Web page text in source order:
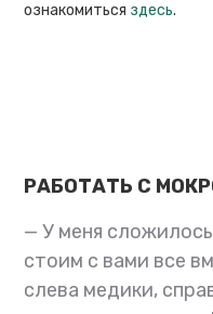
ознакомиться здесь.
РАБОТАТЬ С
— У меня
стоим с вами все
слева медики,